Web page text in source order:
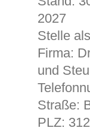
2027
Stelle
Firma:
und
Straße:
PLZ: